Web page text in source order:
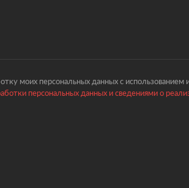
моих персональных данных с
персональных данных и сведениями о